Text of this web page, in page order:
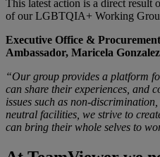
This latest action is a direct result
of our LGBTQIA+ Working
Executive Office &
Ambassador, Maricela Gonzalez
“Our group provides a platform
can share their experiences, and
issues such as non-
neutral facilities, we strive to
can bring their whole selves to